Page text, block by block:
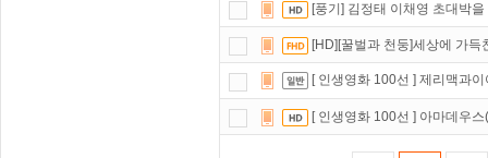
[풍기] 김정태 이채영 초대박
[HD][꿀벌과 천둥]세상에 가
[ 인생영화 100선 ] 제리맥과
[ 인생영화 100선 ] 아마데우